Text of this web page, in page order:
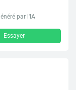
par l'IA
Essayer